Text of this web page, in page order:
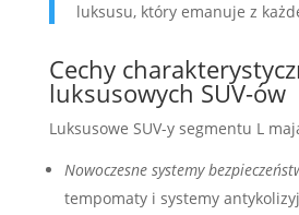
luksusu, który emanuje z
Cechy
luksusowych SUV-ów
Luksusowe SUV-y segmentu L
Nowoczesne systemy
tempomaty i systemy